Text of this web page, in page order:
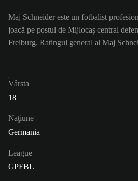
Maj Schneider este un fotbalist
joacă pe postul de Mijlocaș central
Freiburg. Ratingul general al Maj
Vârsta
18
Naţiune
Germania
League
GPFBL